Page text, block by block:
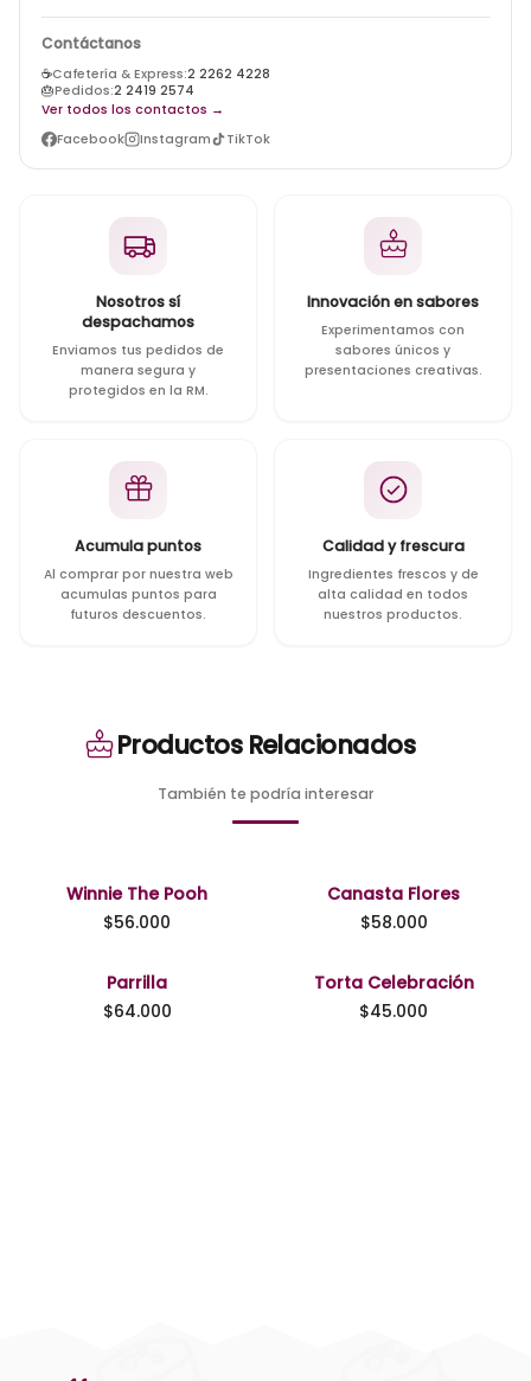
Contáctanos
☕Cafetería & Express:2 2262 4228
🎂Pedidos:2 2419 2574
Ver todos los contactos →
Facebook
Instagram TikTok
Nosotros sí
despachamos
Enviamos tus pedidos de
manera segura y
protegidos en la RM.
Innovación en sabores
Experimentamos con
sabores únicos y
presentaciones creativas.
Acumula puntos
Al comprar por nuestra web
acumulas puntos para
futuros descuentos.
Calidad y frescura
Ingredientes frescos y de
alta calidad en todos
nuestros productos.
Productos Relacionados
También te podría interesar
Winnie The Pooh
$56.000
Canasta Flores
$58.000
Parrilla
$64.000
Torta Celebración
$45.000